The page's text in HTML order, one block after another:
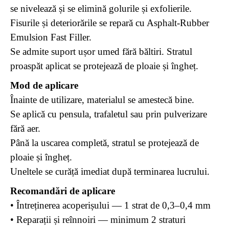
se nivelează și se elimină golurile și exfolierile.
Fisurile și deteriorările se repară cu Asphalt-Rubber
Emulsion Fast Filler.
Se admite suport ușor umed fără băltiri. Stratul
proaspăt aplicat se protejează de ploaie și îngheț.
Mod de aplicare
Înainte de utilizare, materialul se amestecă bine.
Se aplică cu pensula, trafaletul sau prin pulverizare
fără aer.
Până la uscarea completă, stratul se protejează de
ploaie și îngheț.
Uneltele se curăță imediat după terminarea lucrului.
Recomandări de aplicare
• Întreținerea acoperișului — 1 strat de 0,3–0,4 mm
• Reparații și reînnoiri — minimum 2 straturi